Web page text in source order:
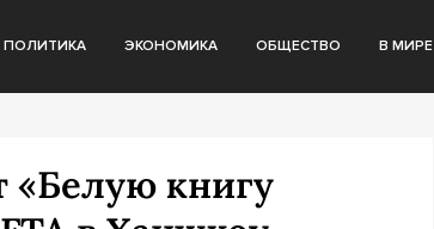
ПОЛИТИКА ЭКОНОМИКА ОБЩЕСТВО В МИРЕ
«Белую книгу